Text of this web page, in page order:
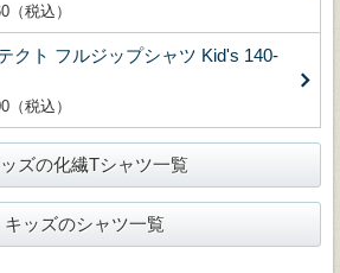
（税込）
クト フルジップシャツ Kid's 140-
（税込）
ズの化繊Tシャツ一覧
キッズのシャツ一覧